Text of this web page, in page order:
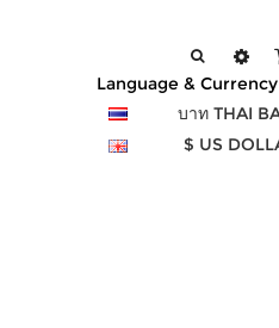
Language & Currency
บาท THAI
$ US